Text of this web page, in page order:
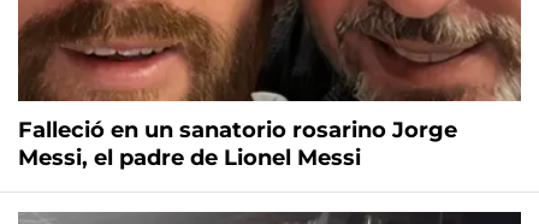
Falleció en un sanatorio rosarino Jorge
Messi, el padre de Lionel Messi